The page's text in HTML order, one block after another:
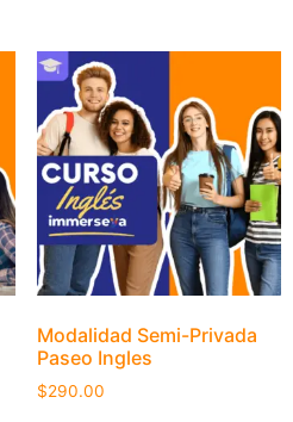
Modalidad Semi-Privada
Paseo Ingles
$290.00